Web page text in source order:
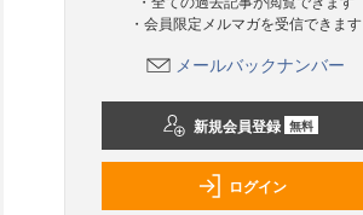
・会員限定メルマガを受信できます
メールバックナンバー
新規会員登録 無料
ログイン